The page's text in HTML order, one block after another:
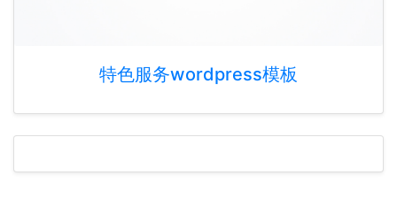
特色服务wordpress模板